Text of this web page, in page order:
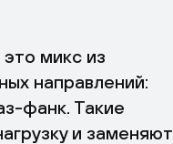
микс из
направлений:
фанк. Такие
и заменяют